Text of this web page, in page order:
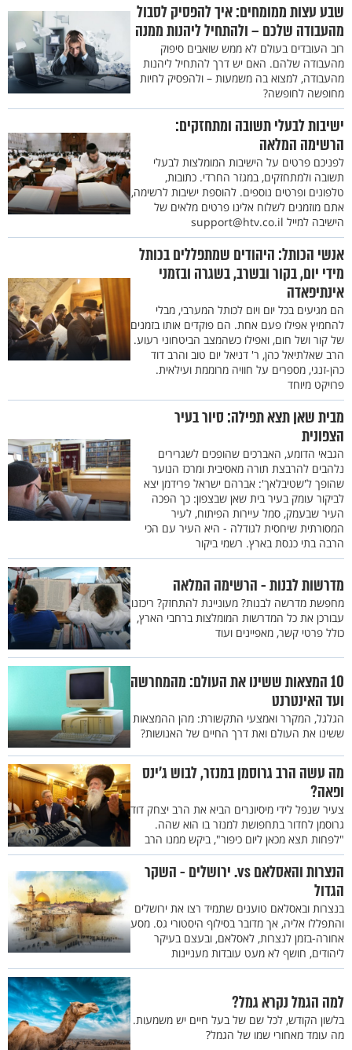
שבע עצות ממומחים: איך להפסיק לסבול
מהעבודה שלכם – ולהתחיל ליהנות ממנה
רוב העובדים בעולם לא ממש שואבים סיפוק
מהעבודה שלהם. האם יש דרך להתחיל ליהנות
מהעבודה, למצוא בה משמעות – ולהפסיק לחיות
מחופשה לחופשה?
ישיבות לבעלי תשובה ומתחזקים:
הרשימה המלאה
לפניכם פרטים על הישיבות המומלצות לבעלי
תשובה ולמתחזקים, במגזר החרדי. כתובות,
טלפונים ופרטים נוספים. להוספת ישיבות לרשימה,
אתם מוזמנים לשלוח אלינו פרטים מלאים של
הישיבה למייל support@htv.co.il
אנשי הכותל: היהודים שמתפללים בכותל
מידי יום, בקור ובשרב, בשגרה ובזמני
אינתיפאדה
הם מגיעים בכל יום ויום לכותל המערבי, מבלי
להחמיץ אפילו פעם אחת. הם פוקדים אותו בזמנים
של קור ושל חום, ואפילו כשהמצב הביטחוני רעוע.
הרב שאלתיאל כהן, ר' דניאל יום טוב והרב דוד
כהן-זנגי, מספרים על חוויה מרוממת ועילאית.
פרויקט מיוחד
מבית שאן תצא תפילה: סיור בעיר
הצפונית
הגבאי הדומע, האברכים שהופכים לשגרירים
נלהבים להרבצת תורה מאסיבית ומרכז הנוער
שהופך ל'שטיבלאך': אברהם ישראל פרידמן יצא
לביקור עומק בעיר בית שאן שבצפון: כך הפכה
העיר שבעמק, סמל עיירות הפיתוח, לעיר
המסורתית שיחסית לגודלה - היא העיר עם הכי
הרבה בתי כנסת בארץ. רשמי ביקור
מדרשות לבנות - הרשימה המלאה
מחפשת מדרשה לבנות? מעוניינת להתחזק? ריכזנו
עבורכן את כל המדרשות המומלצות ברחבי הארץ,
כולל פרטי קשר, מאפיינים ועוד
10 המצאות ששינו את העולם: מהמחרשה
ועד האינטרנט
הגלגל, המקרר ואמצעי התקשורת: מהן ההמצאות
ששינו את העולם ואת דרך החיים של האנושות?
מה עשה הרב גרוסמן במנזר, לבוש ג’ינס
ופאה?
צעיר שנפל לידי מיסיונרים הביא את הרב יצחק דוד
גרוסמן לחדור בתחפושת למנזר בו הוא שהה.
"לפחות תצא מכאן ליום כיפור", ביקש ממנו הרב
הנצרות והאסלאם vs. ירושלים - השקר
הגדול
בנצרות ובאסלאם טוענים שתמיד רצו את ירושלים
והתפללו אליה, אך מדובר בסילוף היסטורי גס. מסע
אחורה-בזמן לנצרות, לאסלאם, ובעצם בעיקר
ליהודים, חושף לא מעט עובדות מעניינות
למה הגמל נקרא גמל?
בלשון הקודש, לכל שם של בעל חיים יש משמעות.
מה עומד מאחורי שמו של הגמל?